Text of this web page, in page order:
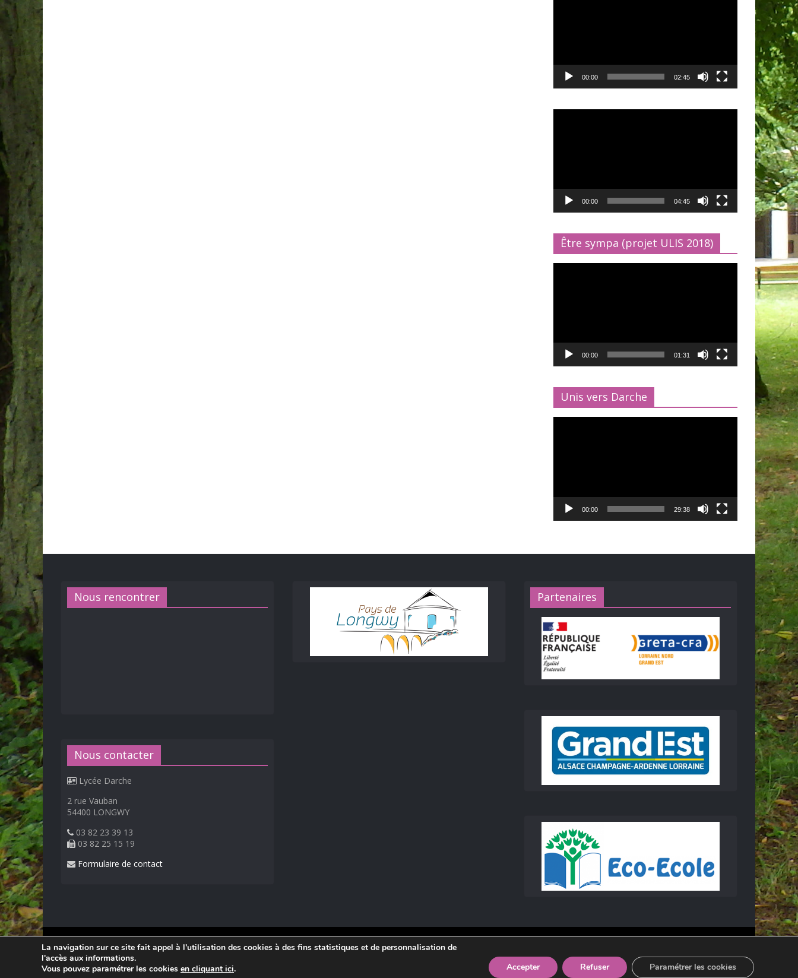
00:00 02:45
00:00 04:45
Être sympa (projet ULIS 2018)
00:00 01:31
Unis vers Darche
00:00 29:38
Nous rencontrer
Nous contacter
Lycée Darche
2 rue Vauban
54400 LONGWY
03 82 23 39 13
03 82 25 15 19
Formulaire de contact
Partenaires
© 2026Lycée Professionnel Darche, Longwy.
Réalisation Frédéric AMELLA. Consultez les
La navigation sur ce site fait appel à l'utilisation des cookies à des fins statistiques et de personnalisation de
l'accès aux informations.
Vous pouvez paramétrer les cookies en cliquant ici. Accepter Refuser Paramétrer les cookies